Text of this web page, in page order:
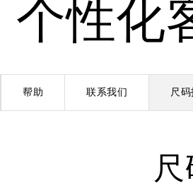
个性化
帮助 联系我们 尺码
尺